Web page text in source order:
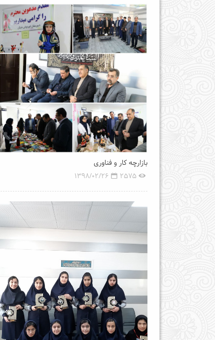
بازارچه کار و فناوری
2575
1398/02/26